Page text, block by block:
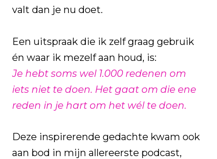
valt dan je nu doet.
Een uitspraak die ik zelf graag gebruik
én waar ik mezelf aan houd, is:
Je hebt soms wel 1.000 redenen om
iets niet te doen. Het gaat om die ene
reden in je hart om het wél te doen.
Deze inspirerende gedachte kwam ook
aan bod in mijn allereerste podcast,